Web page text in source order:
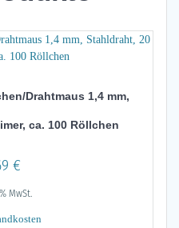
Drahtmaus 1,4 mm,
ca. 100 Röllchen
€
MwSt.